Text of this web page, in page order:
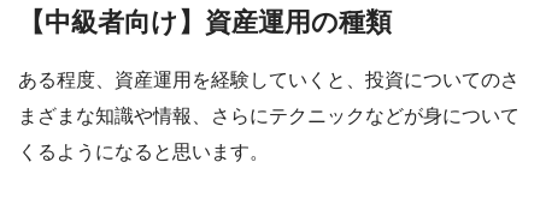
【中級者向け】資産運用の種類
ある程度、資産運用を経験していくと、投資についてのさ
まざまな知識や情報、さらにテクニックなどが身について
くるようになると思います。